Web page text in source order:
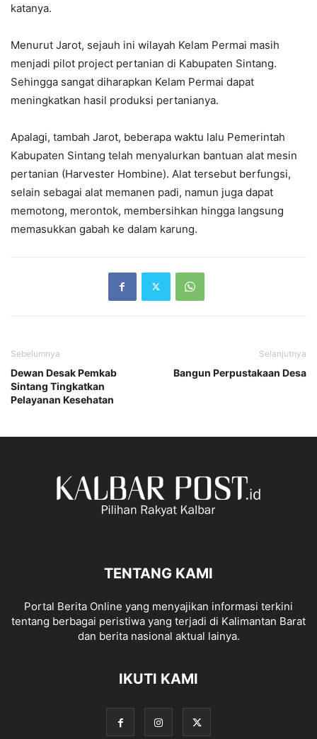
katanya.
Menurut Jarot, sejauh ini wilayah Kelam Permai masih
menjadi pilot project pertanian di Kabupaten Sintang.
Sehingga sangat diharapkan Kelam Permai dapat
meningkatkan hasil produksi pertanianya.
Apalagi, tambah Jarot, beberapa waktu lalu Pemerintah
Kabupaten Sintang telah menyalurkan bantuan alat mesin
pertanian (Harvester Hombine). Alat tersebut berfungsi,
selain sebagai alat memanen padi, namun juga dapat
memotong, merontok, membersihkan hingga langsung
memasukkan gabah ke dalam karung.
Sebelumnya
Dewan Desak Pemkab
Sintang Tingkatkan
Pelayanan Kesehatan
Selanjutnya
Bangun Perpustakaan Desa
TENTANG KAMI
Portal Berita Online yang menyajikan informasi terkini
tentang berbagai peristiwa yang terjadi di Kalimantan Barat
dan berita nasional aktual lainya.
IKUTI KAMI